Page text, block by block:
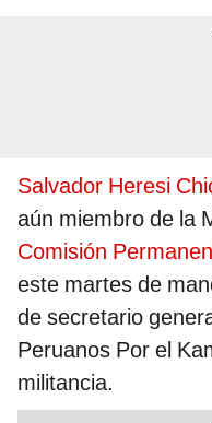
Salvador Heresi
aún miembro de la
Comisión
este martes de
de secretario
Peruanos Por el
militancia.